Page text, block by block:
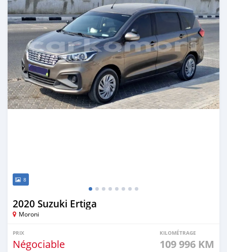
8
2020 Suzuki Ertiga
Moroni
PRIX
Négociable
KILOMÉTRAGE
109 996 KM